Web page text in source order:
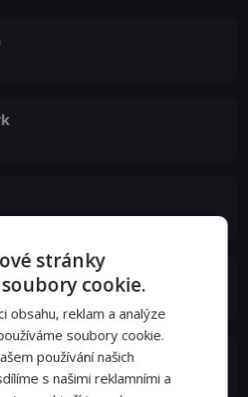
stránky
cookie.
obsahu, reklam a analýze
soubory cookie.
používání našich
s našimi reklamními a